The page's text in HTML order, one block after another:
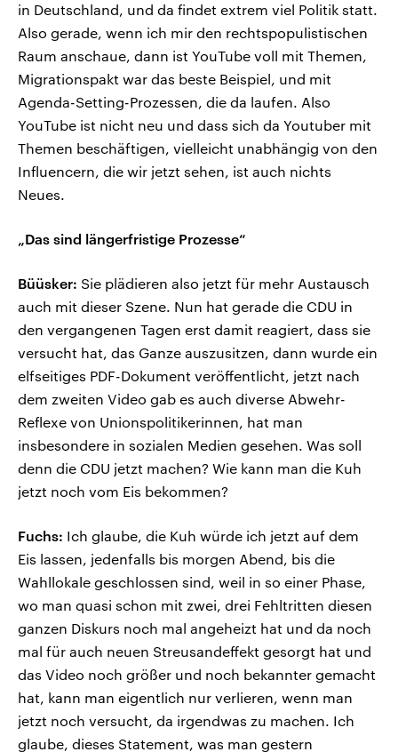
in Deutschland, und da findet extrem viel Politik statt.
Also gerade, wenn ich mir den rechtspopulistischen
Raum anschaue, dann ist YouTube voll mit Themen,
Migrationspakt war das beste Beispiel, und mit
Agenda-Setting-Prozessen, die da laufen. Also
YouTube ist nicht neu und dass sich da Youtuber mit
Themen beschäftigen, vielleicht unabhängig von den
Influencern, die wir jetzt sehen, ist auch nichts
Neues.
„Das sind längerfristige Prozesse“
Büüsker: Sie plädieren also jetzt für mehr Austausch
auch mit dieser Szene. Nun hat gerade die CDU in
den vergangenen Tagen erst damit reagiert, dass sie
versucht hat, das Ganze auszusitzen, dann wurde ein
elfseitiges PDF-Dokument veröffentlicht, jetzt nach
dem zweiten Video gab es auch diverse Abwehr-
Reflexe von Unionspolitikerinnen, hat man
insbesondere in sozialen Medien gesehen. Was soll
denn die CDU jetzt machen? Wie kann man die Kuh
jetzt noch vom Eis bekommen?
Fuchs: Ich glaube, die Kuh würde ich jetzt auf dem
Eis lassen, jedenfalls bis morgen Abend, bis die
Wahllokale geschlossen sind, weil in so einer Phase,
wo man quasi schon mit zwei, drei Fehltritten diesen
ganzen Diskurs noch mal angeheizt hat und da noch
mal für auch neuen Streusandeffekt gesorgt hat und
das Video noch größer und noch bekannter gemacht
hat, kann man eigentlich nur verlieren, wenn man
jetzt noch versucht, da irgendwas zu machen. Ich
glaube, dieses Statement, was man gestern